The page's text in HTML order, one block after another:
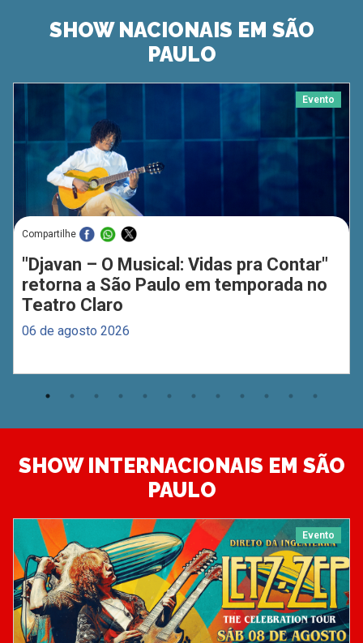
SHOW NACIONAIS EM SÃO
PAULO
Evento
Compartilhe
"Djavan – O Musical: Vidas pra Contar"
retorna a São Paulo em temporada no
Teatro Claro
06 de agosto 2026
SHOW INTERNACIONAIS EM SÃO
PAULO
Evento